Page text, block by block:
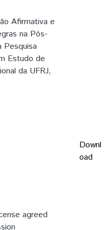
Afirmativa e
na Pós-
Pesquisa
Estudo de
da UFRJ,
agreed
Downl
oad